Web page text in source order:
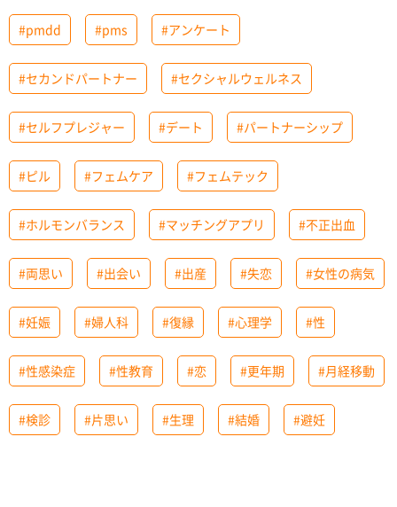
#pmdd #pms #アンケート
#セカンドパートナー #セクシャルウェルネス
#セルフプレジャー #デート #パートナーシップ
#ピル #フェムケア #フェムテック
#ホルモンバランス #マッチングアプリ #不正出血
#両思い #出会い #出産 #失恋 #女性の病気
#妊娠 #婦人科 #復縁 #心理学 #性
#性感染症 #性教育 #恋 #更年期 #月経移動
#検診 #片思い #生理 #結婚 #避妊